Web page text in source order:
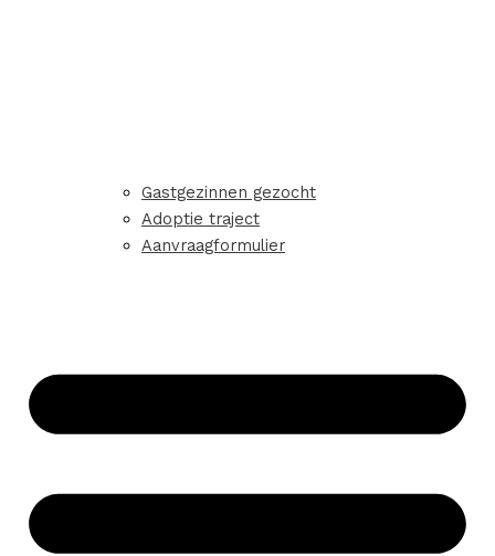
Gastgezinnen gezocht
Adoptie traject
Aanvraagformulier